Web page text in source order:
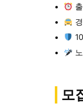
모